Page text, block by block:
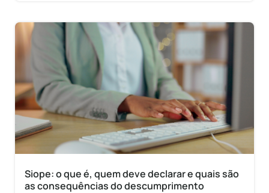
Siope: o que é, quem deve declarar e quais são
as consequências do descumprimento